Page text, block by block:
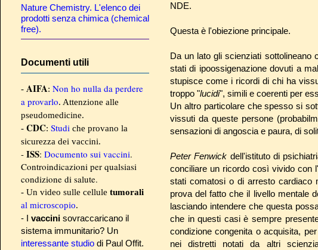
NDE.
Questa è l'obiezione principale.
Da un lato gli scienziati sottolineano
stati di ipoossigenazione dovuti a
stupisce come i ricordi di chi ha
troppo "lucidi", simili e coerenti per
Un altro particolare che spesso si
vissuti da queste persone
sensazioni di angoscia e paura, di
Peter Fenwick dell'istituto di
conciliare un ricordo così vivido con
stati comatosi o di arresto cardiaco
prova del fatto che il livello mentale
lasciando intendere che questa
che in questi casi è sempre
condizione congenita o acquisita,
nei distretti notati da altri
Nature Chemistry. L'elenco dei
prodotti senza chimica (chemical
free).
Documenti utili
- AIFA: Non ho nulla da perdere
a provarlo. Attenzione alle
pseudomedicine.
- CDC: Studi che provano la
sicurezza dei vaccini.
- ISS: Documento sui vaccini.
Controindicazioni per qualsiasi
condizione di salute.
- Un video sulle cellule tumorali
al microscopio.
- I vaccini sovraccaricano il
sistema immunitario? Un
interessante studio di Paul Offit.